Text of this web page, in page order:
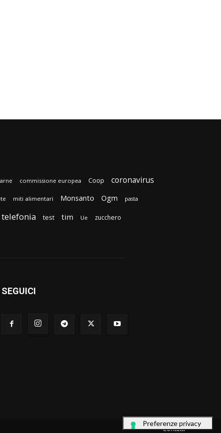
commissione europea Coop coronavirus
miti alimentari Monsanto Ogm pasta
telefonia test tim Ue zucchero
SEGUICI
Contatti